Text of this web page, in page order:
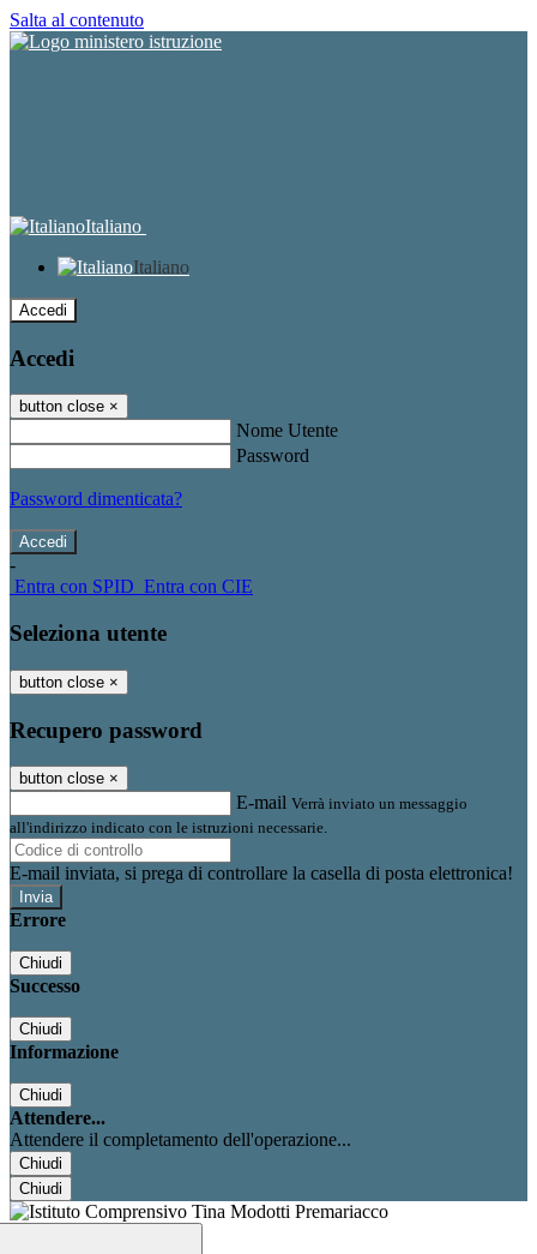
Salta al contenuto
Italiano
Italiano
Accedi
Accedi
button close ×
Nome Utente
Password
Password dimenticata?
-
Entra con SPID Entra con CIE
Seleziona utente
button close ×
Recupero password
button close ×
E-mail Verrà inviato un messaggio
all'indirizzo indicato con le istruzioni necessarie.
E-mail inviata, si prega di controllare la casella di posta elettronica!
Errore
Chiudi
Successo
Chiudi
Informazione
Chiudi
Attendere...
Attendere il completamento dell'operazione...
Chiudi
Chiudi